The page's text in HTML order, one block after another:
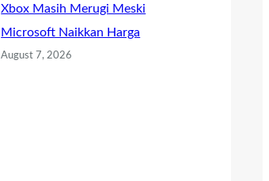
Xbox Masih Merugi Meski
Microsoft Naikkan Harga
August 7, 2026